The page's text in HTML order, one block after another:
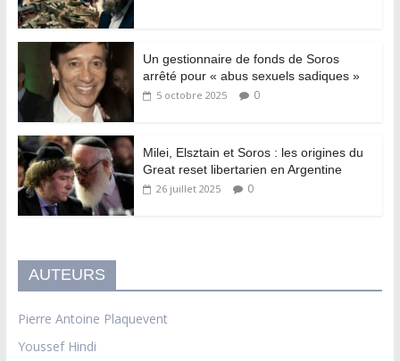
Un gestionnaire de fonds de Soros
arrêté pour « abus sexuels sadiques »
5 octobre 2025 0
Milei, Elsztain et Soros : les origines du
Great reset libertarien en Argentine
26 juillet 2025 0
AUTEURS
Pierre Antoine Plaquevent
Youssef Hindi